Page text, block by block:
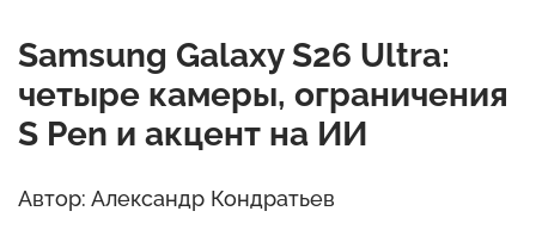
Samsung Galaxy S26 Ultra:
четыре камеры, ограничения
S Pen и акцент на ИИ
Автор: Александр Кондратьев